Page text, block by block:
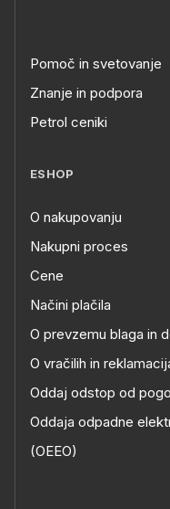
Pomoč in svetovanje
Znanje in podpora
Petrol ceniki
ESHOP
O nakupovanju
Nakupni proces
Cene
Načini plačila
O prevzemu blaga in
O vračilih in
Oddaj odstop od
Oddaja odpadne
(OEEO)